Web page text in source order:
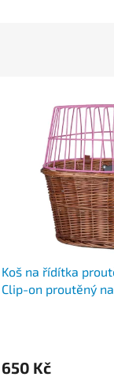
Koš na řídítka
Clip-on proutěný
650 Kč